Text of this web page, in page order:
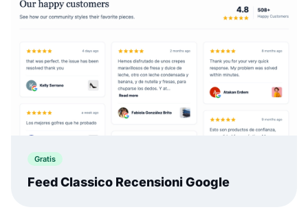
Gratis
Feed Classico Recensioni Google